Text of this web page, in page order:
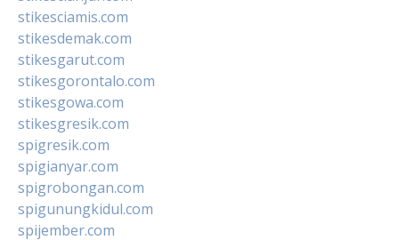
stikesciamis.com
stikesdemak.com
stikesgarut.com
stikesgorontalo.com
stikesgowa.com
stikesgresik.com
spigresik.com
spigianyar.com
spigrobongan.com
spigunungkidul.com
spijember.com